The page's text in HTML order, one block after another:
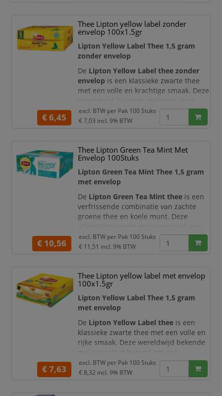
De thee wordt geleverd in handige
theezakjes van 2 gram, waardoor u
altijd verzekerd bent van de juiste
dosering en een consiste
Thee Lipton yellow label zonder
envelop 100x1.5gr
Lipton Yellow Label Thee 1,5 gram
zonder envelop
De Lipton Yellow Label thee zonder
envelop is een klassieke zwarte thee
met een volle en krachtige smaak. Deze
bekend om zijn rijke aroma en
uitgebalanceerde karakter, ideaal voor
De zorgvuldig geselecteerde
theebladeren zorgen voor een
consistente en hoogwaardige
smaakbeleving. Dankzij de theezakjes
€ 6,45
excl. BTW per Pak 100 Stuks
€ 7,03 incl. 9% BTW
Thee Lipton Green Tea Mint Met
Envelop 100Stuks
Lipton Green Tea Mint Thee 1,5 gram
met envelop
De Lipton Green Tea Mint thee is een
verfrissende combinatie van zachte
groene thee en koele munt. Deze
een lichte, frisse en aromatische
smaakbeleving, perfect voor ieder
De milde groene thee vormt de basis,
terwijl de munt een verkwikkende en
verfrissende twist geeft. Dankzij de
theezakjes van 1,5 gram met envelop
geniet u van optimale h
€ 10,56
excl. BTW per Pak 100 Stuks
€ 11,51 incl. 9% BTW
Thee Lipton yellow label met envelop
100x1.5gr
Lipton Yellow Label Thee 1,5 gram
met envelop
De Lipton Yellow Label thee is een
klassieke zwarte thee met een volle en
rijke smaak. Deze wereldwijd bekende
krachtige aroma en uitgebalanceerde
karakter, ideaal voor een energieke
€ 7,63
excl. BTW per Pak 100 Stuks
€ 8,32 incl. 9% BTW